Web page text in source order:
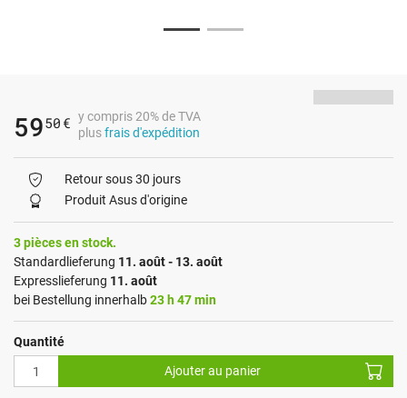
5950 € y compris 20% de TVA
plusfrais d'expédition
Retour sous 30 jours
Produit Asus d'origine
3 pièces en stock.
Standardlieferung 11. août - 13. août
Expresslieferung 11. août
bei Bestellung innerhalb23 h 47 min
Quantité
Ajouter au panier